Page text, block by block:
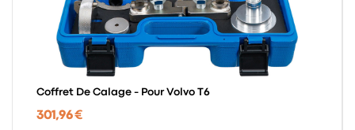
Coffret De Calage - Pour Volvo T6
301,96 €